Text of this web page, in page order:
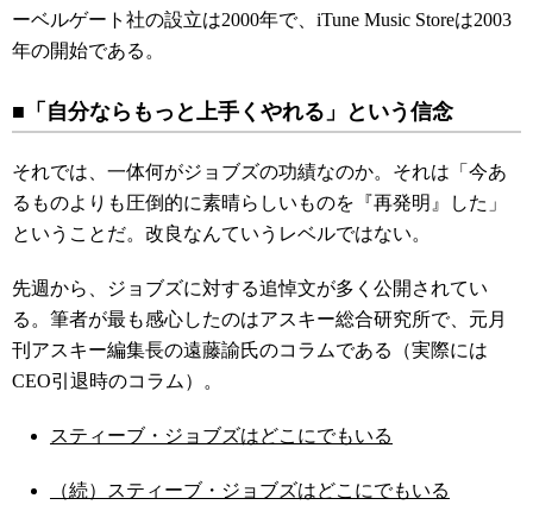
ーベルゲート社の設立は2000年で、iTune Music Storeは2003
年の開始である。
■「自分ならもっと上手くやれる」という信念
それでは、一体何がジョブズの功績なのか。それは「今あ
るものよりも圧倒的に素晴らしいものを『再発明』した」
ということだ。改良なんていうレベルではない。
先週から、ジョブズに対する追悼文が多く公開されてい
る。筆者が最も感心したのはアスキー総合研究所で、元月
刊アスキー編集長の遠藤諭氏のコラムである（実際には
CEO引退時のコラム）。
スティーブ・ジョブズはどこにでもいる
（続）スティーブ・ジョブズはどこにでもいる